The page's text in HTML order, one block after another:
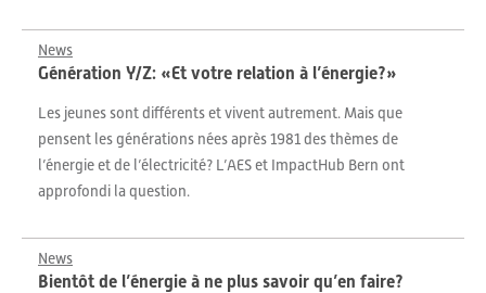
News
Génération Y/Z: «Et votre relation à l’énergie?»
Les jeunes sont différents et vivent autrement. Mais que
pensent les générations nées après 1981 des thèmes de
l’énergie et de l’électricité? L’AES et ImpactHub Bern ont
approfondi la question.
News
Bientôt de l’énergie à ne plus savoir qu’en faire?